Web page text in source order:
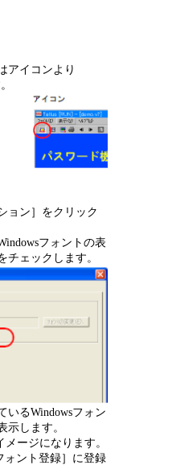
アイコンより
ョン］をクリック
フォントの表
チェックします。
いるWindowsフォン
示します。
ージになります。
ォント登録］に登録